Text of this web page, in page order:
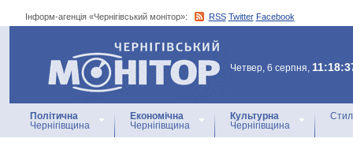
Інформ-агенція «Чернігівський монітор»: RSS Twitter Facebook
Інформ-агенція
«Чернігівський монітор»
Четвер, 6 серпня,
Політична
Чернігівщина
Економічна
Чернігівщина
Культурна
Чернігівщина